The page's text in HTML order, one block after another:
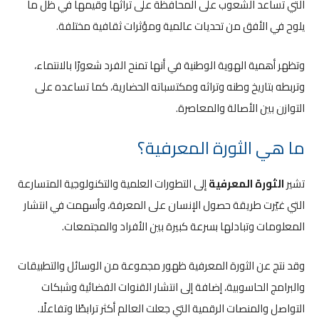
التي تساعد الشعوب على المحافظة على تراثها وقيمها في ظل ما
يلوح في الأفق من تحديات عالمية ومؤثرات ثقافية مختلفة.
وتظهر أهمية الهوية الوطنية في أنها تمنح الفرد شعورًا بالانتماء،
وتربطه بتاريخ وطنه وتراثه ومكتسباته الحضارية، كما تساعده على
التوازن بين الأصالة والمعاصرة.
ما هي الثورة المعرفية؟
تشيرالثورة المعرفيةإلى التطورات العلمية والتكنولوجية المتسارعة
التي غيّرت طريقة حصول الإنسان على المعرفة، وأسهمت في انتشار
المعلومات وتبادلها بسرعة كبيرة بين الأفراد والمجتمعات.
وقد نتج عن الثورة المعرفية ظهور مجموعة من الوسائل والتطبيقات
والبرامج الحاسوبية، إضافة إلى انتشار القنوات الفضائية وشبكات
التواصل والمنصات الرقمية التي جعلت العالم أكثر ترابطًا وتفاعلًا.